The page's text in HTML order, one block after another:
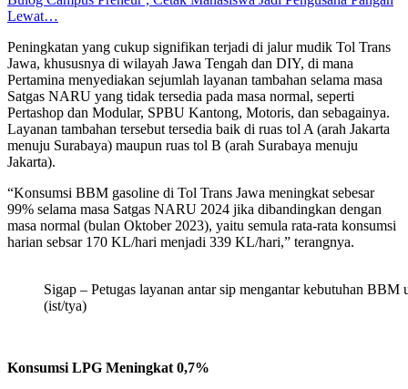
Lewat…
Peningkatan yang cukup signifikan terjadi di jalur mudik Tol Trans
Jawa, khususnya di wilayah Jawa Tengah dan DIY, di mana
Pertamina menyediakan sejumlah layanan tambahan selama masa
Satgas NARU yang tidak tersedia pada masa normal, seperti
Pertashop dan Modular, SPBU Kantong, Motoris, dan sebagainya.
Layanan tambahan tersebut tersedia baik di ruas tol A (arah Jakarta
menuju Surabaya) maupun ruas tol B (arah Surabaya menuju
Jakarta).
“Konsumsi BBM gasoline di Tol Trans Jawa meningkat sebesar
99% selama masa Satgas NARU 2024 jika dibandingkan dengan
masa normal (bulan Oktober 2023), yaitu semula rata-rata konsumsi
harian sebsar 170 KL/hari menjadi 339 KL/hari,” terangnya.
Sigap – Petugas layanan antar sip mengantar kebutuhan
(ist/tya)
Konsumsi LPG Meningkat 0,7%